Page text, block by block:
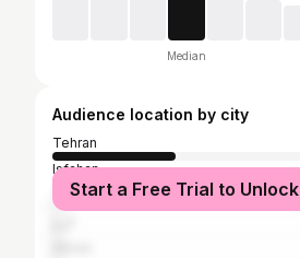
Median
Audience location by city
Tehran
Isfahan
Tabriz
Start a Free Trial to Unlock